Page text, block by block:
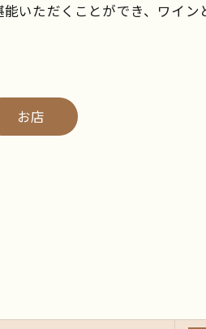
いただくことができ、ワイ
お店